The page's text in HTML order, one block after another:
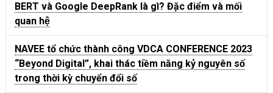
BERT và Google DeepRank là gì? Đặc điểm và mối
quan hệ
NAVEE tổ chức thành công VDCA CONFERENCE 2023
“Beyond Digital”, khai thác tiềm năng kỷ nguyên số
trong thời kỳ chuyển đổi số